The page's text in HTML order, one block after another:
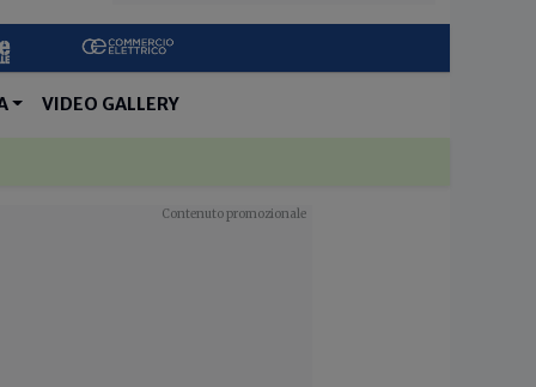
VIDEO GALLERY